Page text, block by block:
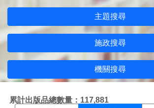
主題搜尋
施政搜尋
機關搜尋
累計出版品總數量：117,881
施政搜尋結果頁面